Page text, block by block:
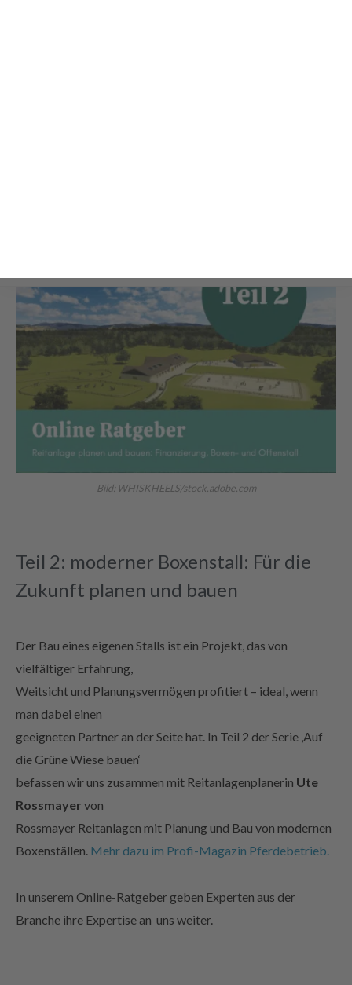
Zukunft planen und bauen
vielfältiger Erfahrung,
Weitsicht und Planungsvermögen profitiert – ideal, wenn
man dabei einen
geeigneten Partner an der Seite hat. In Teil 2 der Serie ‚Auf
die Grüne Wiese bauen‘
befassen wir uns zusammen mit Reitanlagenplanerin
Rossmayervon
Rossmayer Reitanlagen mit Planung und Bau von modernen
Boxenställen.Mehr dazu im Profi-Magazin Pferdebetrieb.
Branche ihre Expertise an uns weiter.